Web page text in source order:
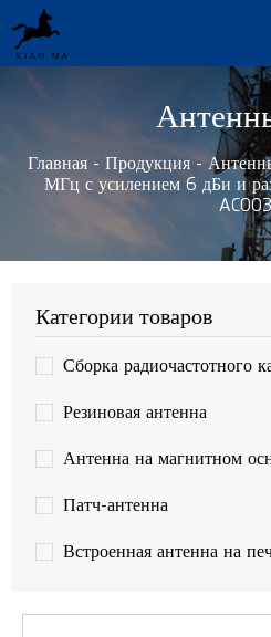
Главная - Продукция-
МГц с усилением 6 дБи и
Категории товаров
Сборка радиочастотного
Резиновая антенна
Антенна на магнитном
Патч-антенна
Встроенная антенна на